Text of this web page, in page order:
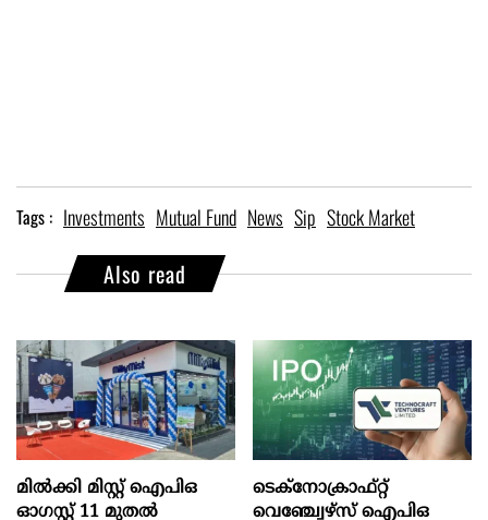
Tags : Investments Mutual Fund News Sip Stock Market
Also read
മില്‍ക്കി മിസ്റ്റ്‌ ഐപിഒ
ഓഗസ്റ്റ്‌ 11 മുതല്‍
ടെക്‌നോക്രാഫ്‌റ്റ്‌
വെഞ്ച്വേഴ്‌സ്‌ ഐപിഒ